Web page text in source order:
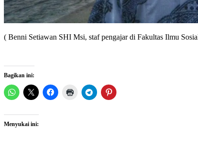
( Benni Setiawan SHI Msi, staf pengajar di Fakultas Ilmu
Bagikan ini:
Menyukai ini: